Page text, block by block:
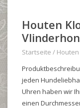
Houten
Startseite /
jeden
Uhren haben wir
einen